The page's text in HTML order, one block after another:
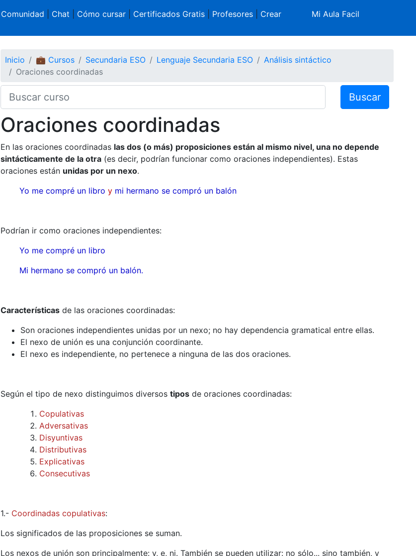
Comunidad Chat Cómo cursar| Certificados Gratis| Profesores| Crear
Mi Aula Facil
Inicio 💼 Cursos Secundaria ESO Lenguaje Secundaria ESO
Análisis sintáctico
Oraciones coordinadas
Buscar
Oraciones coordinadas
En las oraciones coordinadas las dos (o más) proposiciones están al mismo nivel, una no depende
sintácticamente de la otra(es decir, podrían funcionar como oraciones independientes). Estas
oraciones están unidas por un nexo.
Yo me compré un libro y mi hermano se compró un balón
Podrían ir como oraciones independientes:
Yo me compré un libro
Mi hermano se compró un balón.
Característicasde las oraciones coordinadas:
Son oraciones independientes unidas por un nexo; no hay dependencia gramatical entre ellas.
El nexo de unión es una conjunción coordinante.
El nexo es independiente, no pertenece a ninguna de las dos oraciones.
Según el tipo de nexo distinguimos diversos tiposde oraciones coordinadas:
Copulativas
Adversativas
Disyuntivas
Distributivas
Explicativas
Consecutivas
1.- Coordinadas copulativas:
Los significados de las proposiciones se suman.
Los nexos de unión son principalmente: y, e, ni. También se pueden utilizar: no sólo... sino también, y